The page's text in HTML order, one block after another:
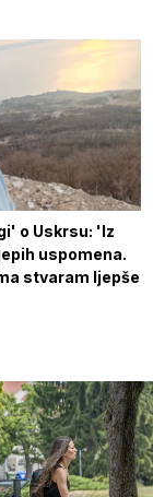
o Uskrsu: 'Iz
uspomena.
stvaram ljepše